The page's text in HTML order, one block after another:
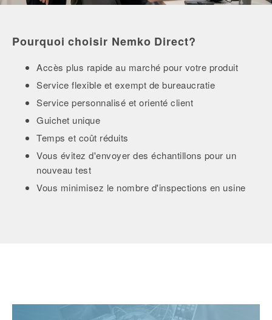
Pourquoi choisir Nemko Direct?
Accès plus rapide au marché pour votre produit
Service flexible et exempt de bureaucratie
Service personnalisé et orienté client
Guichet unique
Temps et coût réduits
Vous évitez d'envoyer des échantillons pour un
nouveau test
Vous minimisez le nombre d'inspections en usine